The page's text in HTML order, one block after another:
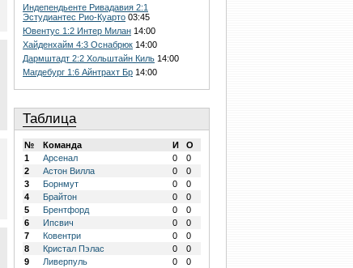
Индепендьенте Ривадавия 2:1
Эстудиантес Рио-Куарто 03:45
Ювентус 1:2 Интер Милан 14:00
Хайденхайм 4:3 Оснабрюк 14:00
Дармштадт 2:2 Хольштайн Киль 14:00
Магдебург 1:6 Айнтрахт Бр 14:00
Таблица
№ Команда И
О
1
Арсенал 0
0
2
Астон Вилла 0
0
3
Борнмут 0
0
4
Брайтон 0
0
5
Брентфорд 0
0
6
Ипсвич 0
0
7
Ковентри 0
0
8
Кристал Пэлас 0
0
9
Ливерпуль 0
0